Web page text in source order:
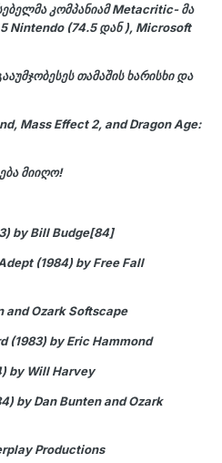
კომპანიამMetacritic- მა
Nintendo (74.5 დან ), Microsoft
თამაშის ხარისხი და
Mass Effect 2, and Dragon Age:
მიიღო!
by Bill Budge[84]
(1984) by Free Fall
and Ozark Softscape
(1983) by Eric Hammond
by Will Harvey
by Dan Bunten and Ozark
Productions